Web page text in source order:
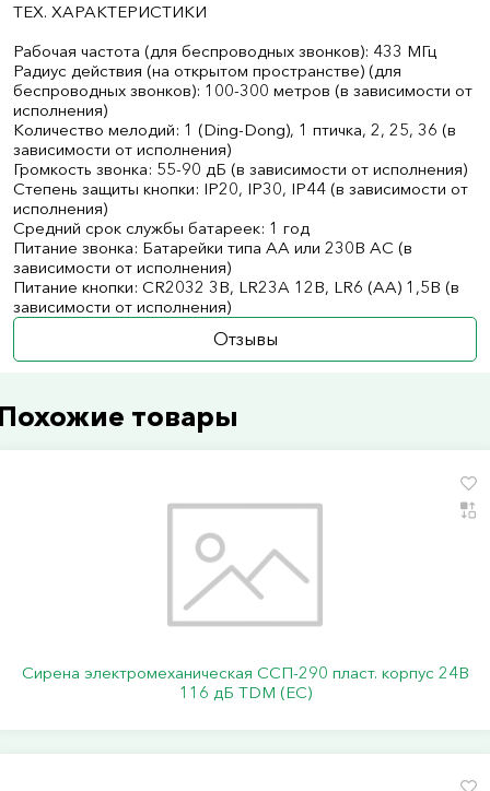
ТЕХ. ХАРАКТЕРИСТИКИ
Рабочая частота (для беспроводных звонков): 433 МГц
Радиус действия (на открытом пространстве) (для
беспроводных звонков): 100-300 метров (в зависимости от
исполнения)
Количество мелодий: 1 (Ding-Dong), 1 птичка, 2, 25, 36 (в
зависимости от исполнения)
Громкость звонка: 55-90 дБ (в зависимости от исполнения)
Степень защиты кнопки: IP20, IP30, IP44 (в зависимости от
исполнения)
Средний срок службы батареек: 1 год
Питание звонка: Батарейки типа АА или 230В АС (в
зависимости от исполнения)
Питание кнопки: CR2032 3В, LR23A 12В, LR6 (АА) 1,5В (в
зависимости от исполнения)
Отзывы
товары
Сирена электромеханическая ССП-290 пласт. корпус 24В
116 дБ TDM (ЕС)